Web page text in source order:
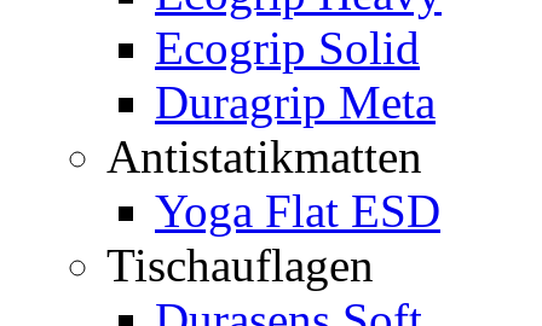
Ecogrip Solid
Duragrip Meta
Antistatikmatten
Yoga Flat ESD
Tischauflagen